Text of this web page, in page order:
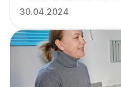
30.04.2024